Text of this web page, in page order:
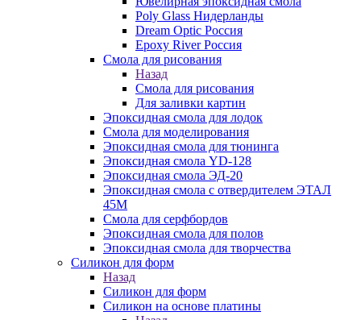
Poly Glass Нидерланды
Dream Optic Россия
Epoxy River Россия
Смола для рисования
Назад
Смола для рисования
Для заливки картин
Эпоксидная смола для лодок
Смола для моделирования
Эпоксидная смола для тюнинга
Эпоксидная смола YD-128
Эпоксидная смола ЭД-20
Эпоксидная смола с отвердителем ЭТАЛ
45М
Смола для серфбордов
Эпоксидная смола для полов
Эпоксидная смола для творчества
Силикон для форм
Назад
Силикон для форм
Силикон на основе платины